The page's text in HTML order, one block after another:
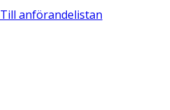
Till anförandelistan